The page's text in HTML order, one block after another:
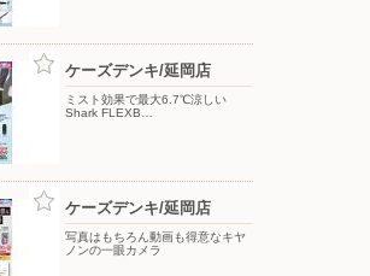
ケーズデンキ/延岡店
ミスト効果で最大6.7℃涼しい
Shark FLEXB…
ケーズデンキ/延岡店
写真はもちろん動画も得意なキヤ
ノンの一眼カメラ